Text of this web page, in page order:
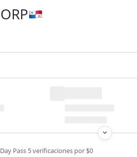
Pass 5 verificaciones por $0